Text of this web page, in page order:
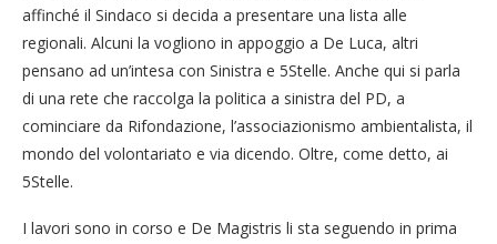
affinché il Sindaco si decida a presentare una lista alle
regionali. Alcuni la vogliono in appoggio a De Luca, altri
pensano ad un’intesa con Sinistra e 5Stelle. Anche qui si parla
di una rete che raccolga la politica a sinistra del PD, a
cominciare da Rifondazione, l’associazionismo ambientalista, il
mondo del volontariato e via dicendo. Oltre, come detto, ai
5Stelle.
I lavori sono in corso e De Magistris li sta seguendo in prima